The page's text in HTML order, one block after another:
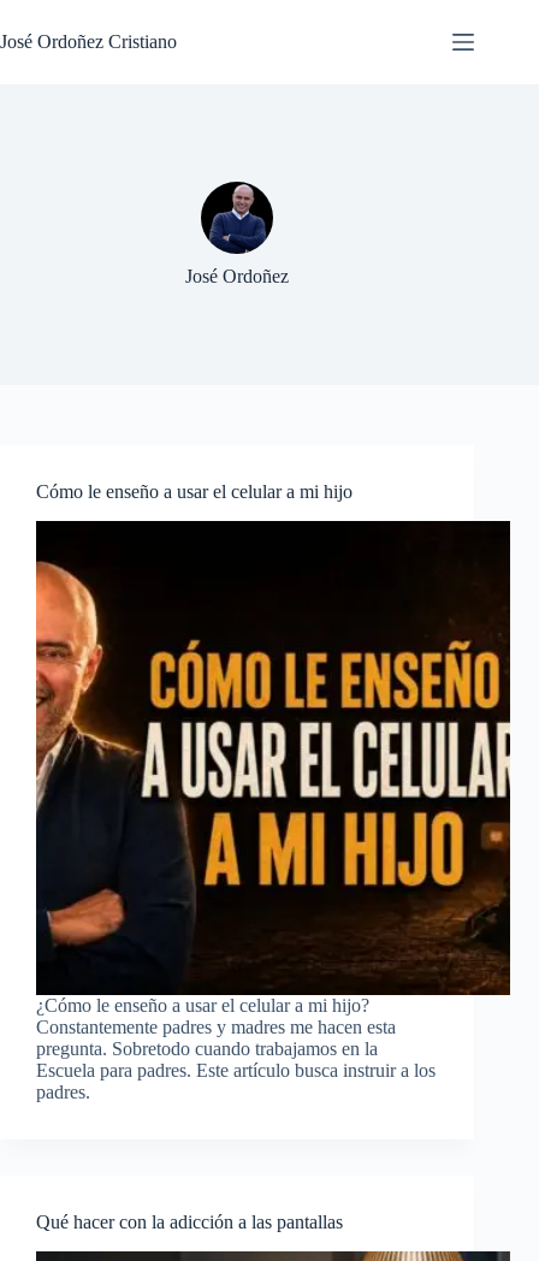
al
contenido
José Ordoñez Cristiano
José Ordoñez
Cómo le enseño a usar el celular a mi hijo
¿Cómo le enseño a usar el celular a mi hijo?
Constantemente padres y madres me hacen esta
pregunta. Sobretodo cuando trabajamos en la
Escuela para padres. Este artículo busca instruir a los
padres.
Qué hacer con la adicción a las pantallas